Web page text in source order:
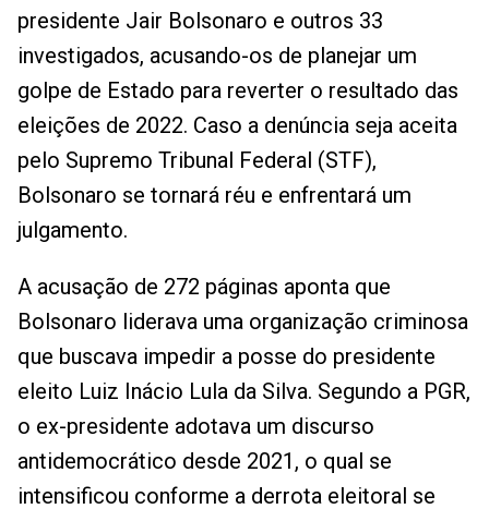
presidente Jair Bolsonaro e outros 33
investigados, acusando-os de planejar um
golpe de Estado para reverter o resultado das
eleições de 2022. Caso a denúncia seja aceita
pelo Supremo Tribunal Federal (STF),
Bolsonaro se tornará réu e enfrentará um
julgamento.
A acusação de 272 páginas aponta que
Bolsonaro liderava uma organização criminosa
que buscava impedir a posse do presidente
eleito Luiz Inácio Lula da Silva. Segundo a PGR,
o ex-presidente adotava um discurso
antidemocrático desde 2021, o qual se
intensificou conforme a derrota eleitoral se